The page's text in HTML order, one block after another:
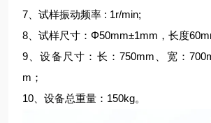
7、试样振动频率 : 1r/min;
8、试样尺寸：Φ50mm±1mm，长度
9、设备尺寸：长：750mm、宽：
m；
10、设备总重量：150kg。